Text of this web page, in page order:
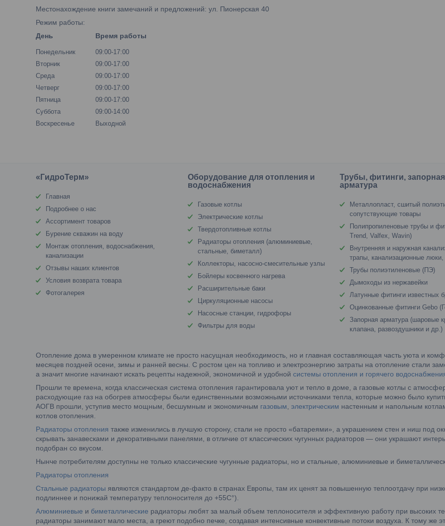
Местонахождение книги замечаний и предложений: ул. Пионерская 40
Режим работы:
День
Время работы
Понедельник
09:00-17:00
Вторник
09:00-17:00
Среда
09:00-17:00
Четверг
09:00-17:00
Пятница
09:00-17:00
Суббота
09:00-14:00
Воскресенье
Выходной
«ГидроТерм»
Главная
Подробнее о нас
Ассортимент товаров
Бурение скважин на воду
Монтаж отопления, водоснабжения,
канализации
Отзывы наших клиентов
Условия возврата товара
Фотогалерея
Оборудование для отопления и
водоснабжения
Газовые котлы
Электрические котлы
Твердотопливные котлы
Радиаторы отопления (алюминиевые,
стальные, биметалл)
Коллекторы, насосно-смесительные узлы
Бойлеры косвенного нагрева
Расширительные баки
Циркуляционные насосы
Насосные станции, гидрофоры
Фильтры для воды
Трубы, фитинги, запорная
арматура
Металлопласт, сшитый
сопутствующие товары
Полипропиленовые трубы и
Trend, Valfex, Wavin)
Внутренняя и наружная
трапы, канализационные
Трубы полиэтиленовые (ПЭ)
Дымоходы из нержавейки
Латунные фитинги известных
Оцинкованные фитинги Gebo
Запорная арматура (шаровые
клапана, развоздушники и др.)
Отопление дома в умеренном климате не просто насущная необходимость, но и главная составляющая часть уюта и
месяцев поздней осени, зимы и ранней весны. С ростом цен на топливо и электроэнергию затраты на отопление стали
а значит многие начинают искать рецепты надежной, экономичной и удобной системы отопления и горячего
Прошли те времена, когда классическая система отопления гарантировала уют и тепло в доме, а газовые котлы с
расходующие газ на обогрев атмосферы были единственными возможными источниками тепла, которые можно было
АОГВ прошли, уступив место мощным, бесшумным и экономичным газовым электрическим настенным и напольным
котлов отопления.
Радиаторы отопления также изменились в лучшую сторону, стали не просто «батареями», а украшением стен и ниш под
скрывать занавесками и декоративными панелями, в отличие от классических чугунных радиаторов — они украшают
подобран со вкусом.
Нынче потребителям доступны не только классические чугунные радиаторы, но и стальные, алюминиевые и
Радиаторы отопления
Стальные радиаторы являются стандартом де-факто в странах Европы, там их ценят за повышенную теплоотдачу при
подлиннее и понижай температуру теплоносителя до +55C°).
Алюминиевые и биметаллические радиаторы любят за малый объем теплоносителя и эффективную работу при высоких
радиаторы занимают мало места, а греют подобно печке, создавая интенсивные конвективные потоки воздуха. К тому же